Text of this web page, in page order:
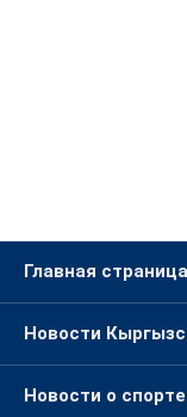
Главная страница
Новости
Новости о